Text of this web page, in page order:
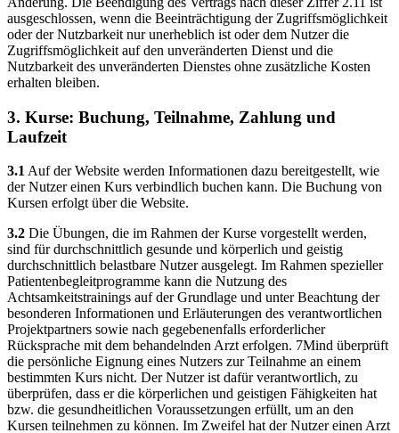
ausgeschlossen, wenn die Beeinträchtigung der Zugriffsmöglichkeit
oder der Nutzbarkeit nur unerheblich ist oder dem Nutzer die
Zugriffsmöglichkeit auf den unveränderten Dienst und die
Nutzbarkeit des unveränderten Dienstes ohne zusätzliche Kosten
erhalten bleiben.
3. Kurse: Buchung, Teilnahme, Zahlung und
Laufzeit
3.1 Auf der Website werden Informationen dazu bereitgestellt, wie
der Nutzer einen Kurs verbindlich buchen kann. Die Buchung von
Kursen erfolgt über die Website.
3.2 Die Übungen, die im Rahmen der Kurse vorgestellt werden,
sind für durchschnittlich gesunde und körperlich und geistig
durchschnittlich belastbare Nutzer ausgelegt. Im Rahmen spezieller
Patientenbegleitprogramme kann die Nutzung des
Achtsamkeitstrainings auf der Grundlage und unter Beachtung der
besonderen Informationen und Erläuterungen des verantwortlichen
Projektpartners sowie nach gegebenenfalls erforderlicher
Rücksprache mit dem behandelnden Arzt erfolgen. 7Mind überprüft
die persönliche Eignung eines Nutzers zur Teilnahme an einem
bestimmten Kurs nicht. Der Nutzer ist dafür verantwortlich, zu
überprüfen, dass er die körperlichen und geistigen Fähigkeiten hat
bzw. die gesundheitlichen Voraussetzungen erfüllt, um an den
Kursen teilnehmen zu können. Im Zweifel hat der Nutzer einen Arzt